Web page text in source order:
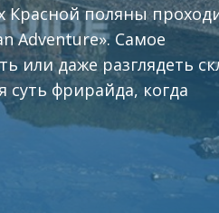
Красной поляны
Adventure». Самое
или даже разглядеть
суть фрирайда, когда